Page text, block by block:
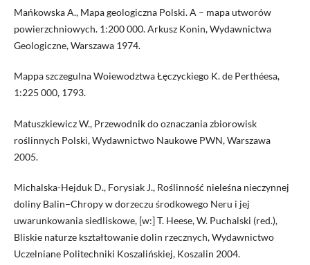
Mańkowska A., Mapa geologiczna Polski. A – mapa utworów
powierzchniowych. 1:200 000. Arkusz Konin, Wydawnictwa
Geologiczne, Warszawa 1974.
Mappa szczegulna Woiewodztwa Łęczyckiego K. de Perthéesa,
1:225 000, 1793.
Matuszkiewicz W., Przewodnik do oznaczania zbiorowisk
roślinnych Polski, Wydawnictwo Naukowe PWN, Warszawa
2005.
Michalska-Hejduk D., Forysiak J., Roślinność nieleśna nieczynnej
doliny Balin–Chropy w dorzeczu środkowego Neru i jej
uwarunkowania siedliskowe, [w:] T. Heese, W. Puchalski (red.),
Bliskie naturze kształtowanie dolin rzecznych, Wydawnictwo
Uczelniane Politechniki Koszalińskiej, Koszalin 2004.